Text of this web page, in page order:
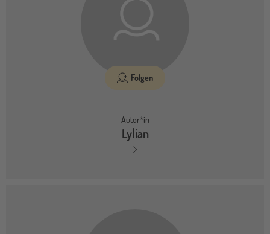
Folgen
Autor*in
Lylian